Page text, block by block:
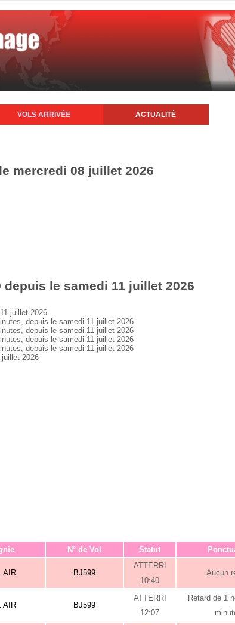
VOLS ARRIVÉE ACTUALITÉ
mercredi 08 juillet 2026
le samedi 11 juillet 2026
juillet 2026
depuis le samedi 11 juillet 2026
depuis le samedi 11 juillet 2026
depuis le samedi 11 juillet 2026
depuis le samedi 11 juillet 2026
2026
N° de Vol Statut
AIR BJ599
ATTERRI
10:40
Aucun
AIR BJ599
ATTERRI
12:07
Retard de 1